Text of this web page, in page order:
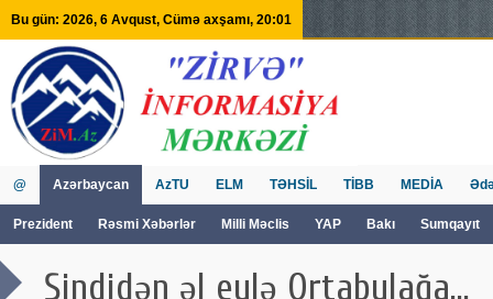
Bu gün: 2026, 6 Avqust, Cümə axşamı, 20:01
@ Azərbaycan
Prezident Rəsmi Xəbərlər Milli Məclis YAP Bakı Sumqayıt
AzTU ELM TƏHSİL TİBB MEDİA
Şindidən əl eylə Ortabulağa...